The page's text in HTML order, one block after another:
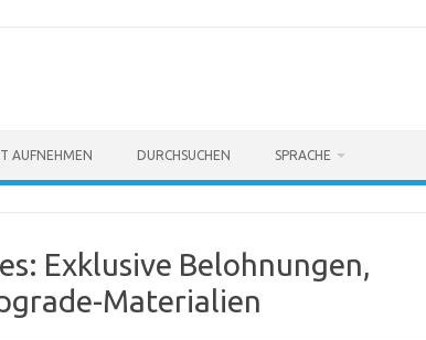
AUFNEHMEN DURCHSUCHEN SPRACHE
Exklusive Belohnungen,
Materialien